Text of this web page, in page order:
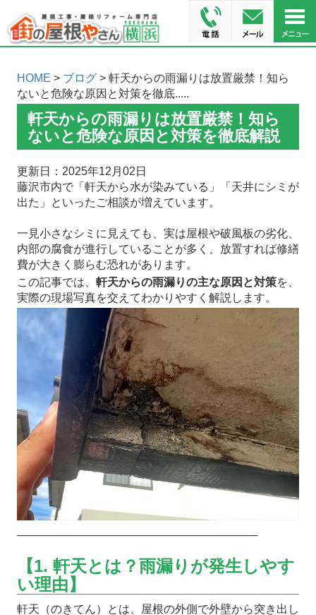
HOME > ブログ> 軒天からの雨漏りは放置厳禁！知ら
ないと危険な原因と対策を徹底.....
軒天からの雨漏りは放置厳禁！知ら
ないと危険な原因と対策を徹底解説
更新日：2025年12月02日
藤沢市内で「軒天から水が染みている」「天井にシミが
出た」といったご相談が増えています。
一見小さなシミに見えても、実は屋根や破風板の劣化、
内部の腐食が進行していることが多く、放置すれば修繕
費が大きく膨らむ恐れがあります。
この記事では、 軒天からの雨漏りの主な原因と対策を、
実際の現場写真を交えてわかりやすく解説します。
───────────────────────────────
【1. 軒天とは？雨漏りが発生しやす
い理由】
軒天（のきてん）とは、屋根の外側で外壁から突き出し